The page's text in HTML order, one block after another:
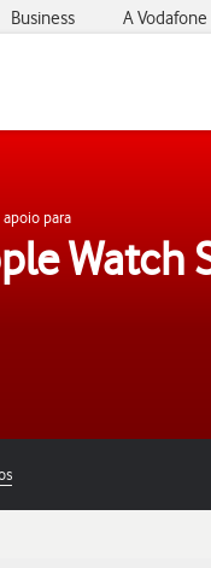
Business A Vodafone
para
Watch